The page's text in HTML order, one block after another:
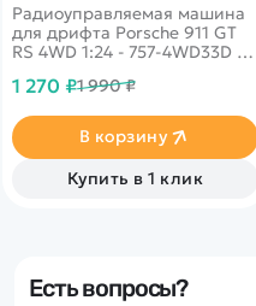
Радиоуправляемая машина
для дрифта Porsche 911 GT
RS 4WD 1:24 - 757-4WD33D -
предназначена для дрифта.
1 270 ₽1 990 ₽
В корзину
Купить в 1 клик
Есть вопросы?